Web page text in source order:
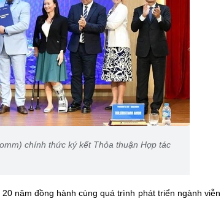
chính thức ký kết Thỏa thuận Hợp tác
năm đồng hành cùng quá trình phát triển ngành viễn